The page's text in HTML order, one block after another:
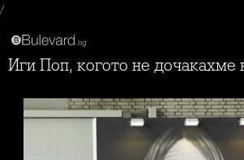
/
Иги Поп, когото не